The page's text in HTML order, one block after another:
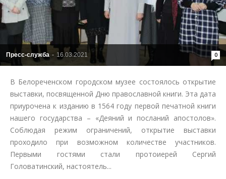
Пресс-служба - 16.03.2021 0
В Белореченском​ городском музее​ состоялось открытие
выставки, посвященной​ Дню православной книги. Эта дата​
приурочена​ к изданию​ в​ 1564 году​ первой печатной книги​
нашего​ государства – «Деяний и посланий апостолов».
Соблюдая режим ограничений, открытие​ выставки​
проходило при возможном количестве участников.
Первыми гостями стали​ протоиерей Сергий​
Головатинский,​ настоятель...